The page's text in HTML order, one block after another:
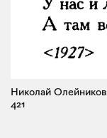
Николай
421